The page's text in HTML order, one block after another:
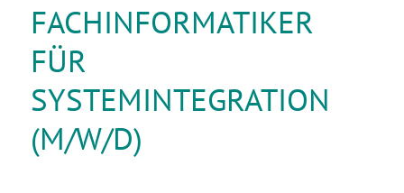
FACHINFORMATIKER
FÜR
SYSTEMINTEGRATION
(M/W/D)